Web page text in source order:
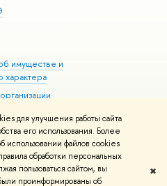
для улучшения работы сайта
его использования. Более
файлов cookies
обработки персональных
пользоваться сайтом, вы
проинформированы об
✖
имуществе и
характера
здоровья